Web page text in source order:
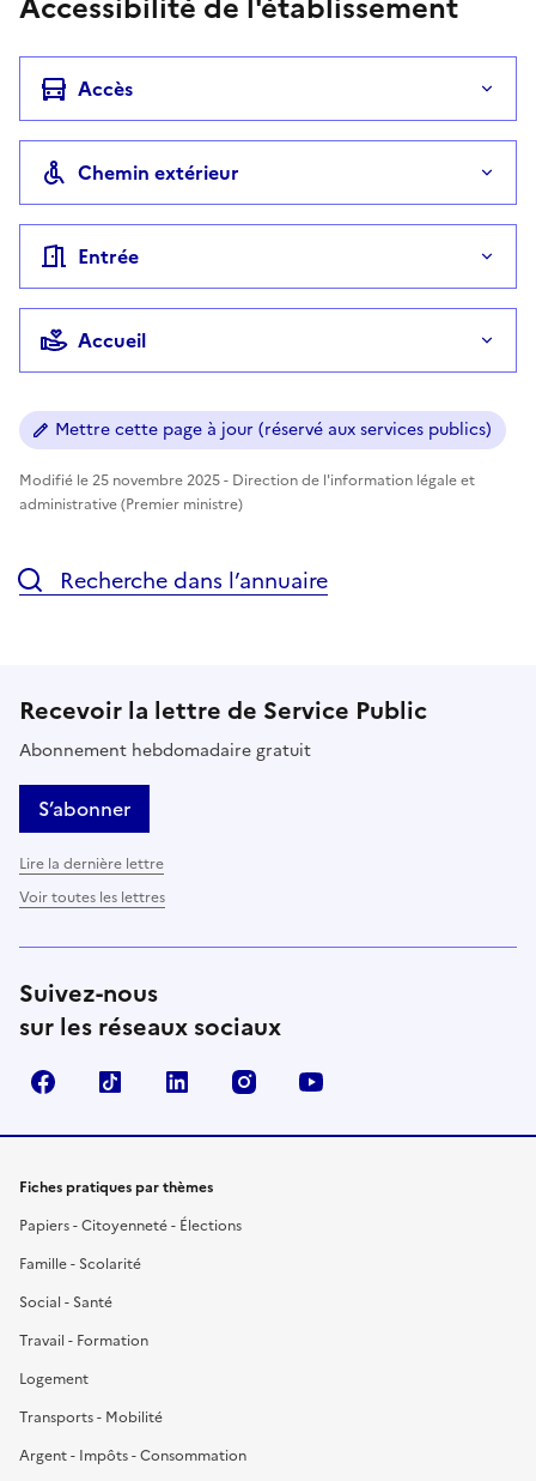
Accès
Chemin extérieur
Entrée
Accueil
Mettre cette page à jour (réservé aux services publics)
Modifié le 25 novembre 2025 - Direction de l'information légale et
administrative (Premier ministre)
Recherche dans l’annuaire
Recevoir la lettre de Service Public
Abonnement hebdomadaire gratuit
S’abonner
Lire la dernière lettre
Voir toutes les lettres
Suivez-nous
sur les réseaux sociaux
FacebookTikTok LinkedIn Instagram
Fiches pratiques par thèmes
Papiers - Citoyenneté - Élections
Famille - Scolarité
Social - Santé
Travail - Formation
Logement
Transports - Mobilité
Argent - Impôts - Consommation